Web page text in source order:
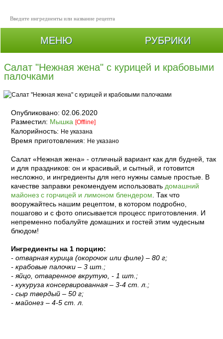
МЕНЮ РУБРИКИ
Салат "Нежная жена" с курицей и крабовыми
палочками
Опубликовано: 02.06.2020
Разместил: Мышка [Offline]
Калорийность: Не указана
Время приготовления: Не указано
Салат «Нежная жена» - отличный вариант как для будней, так
и для праздников: он и красивый, и сытный, и готовится
несложно, и ингредиенты для него нужны самые простые. В
качестве заправки рекомендуем использовать домашний
майонез с горчицей и лимоном блендером . Так что
вооружайтесь нашим рецептом, в котором подробно,
пошагово и с фото описывается процесс приготовления. И
непременно побалуйте домашних и гостей этим чудесным
блюдом!
Ингредиенты на 1 порцию:
- отварная курица (окорочок или филе) – 80 г;
- крабовые палочки – 3 шт.;
- яйцо, отваренное вкрутую, - 1 шт.;
- кукуруза консервированная – 3-4 ст. л.;
- сыр твердый – 50 г;
- майонез – 4-5 ст. л.